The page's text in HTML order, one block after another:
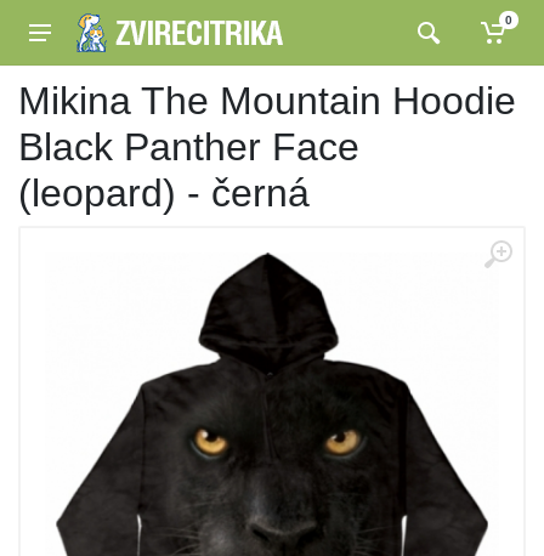
0
Mikina The Mountain Hoodie
Black Panther Face
(leopard) - černá